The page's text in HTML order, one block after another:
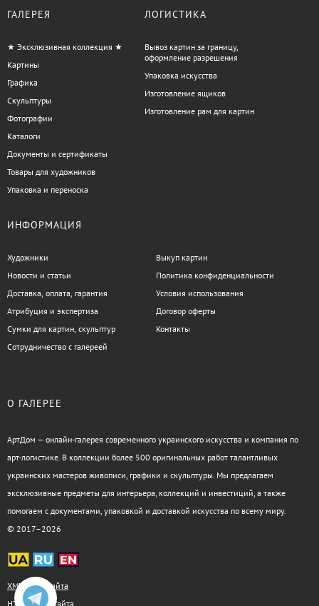
ГАЛЕРЕЯ
★ Эксклюзивная коллекция ★
Картины
Графика
Скульптуры
Фотографии
Каталоги
Документы и сертификаты
Товары для художников
Упаковка и переноска
ЛОГИСТИКА
Вывоз картин за границу,
оформление разрешения
Упаковка искусства
Изготовление ящиков
Изготовление рам для картин
ИНФОРМАЦИЯ
Художники
Новости и статьи
Доставка, оплата, гарантия
Атрибуция и экспертиза
Сумки для картин, скульптур
Сотрудничество с галереей
Выкуп картин
Политика конфиденциальности
Условия использования
Договор оферты
Контакты
О ГАЛЕРЕЕ
АртДом — онлайн-галерея современного украинского искусства и компания по
арт-логистике. В коллекции более 500 оригинальных работ талантливых
украинских мастеров живописи, графики и скульптуры. Мы предлагаем
эксклюзивные предметы для интерьера, коллекций и инвестиций, а также
помогаем с документами, упаковкой и доставкой искусства по всему миру.
© 2017–2026
XML-карта сайта
HTML-карта сайта